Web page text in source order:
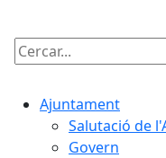
Cercar:
Ajuntament
Salutació de
Govern